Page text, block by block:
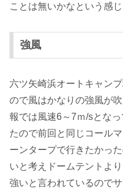
ことは無いかなという感じ
強風
六ツ矢崎浜オートキャン
ので風はかなりの強風が
報では風速6～7ｍ/sとな
たので前回と同じコール
ーンタープで行きたかっ
いと考えドームテントよ
強いと言われているので